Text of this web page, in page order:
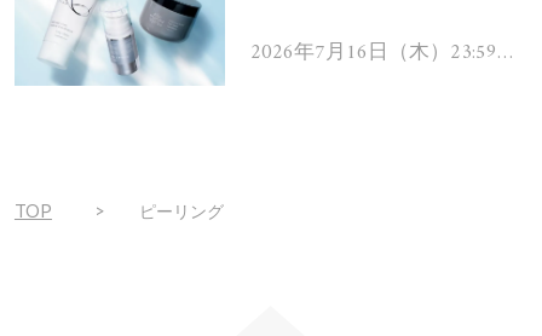
ムを13名様にプレゼン
2026年7月16日（木）23:59ま
TOP ピーリング